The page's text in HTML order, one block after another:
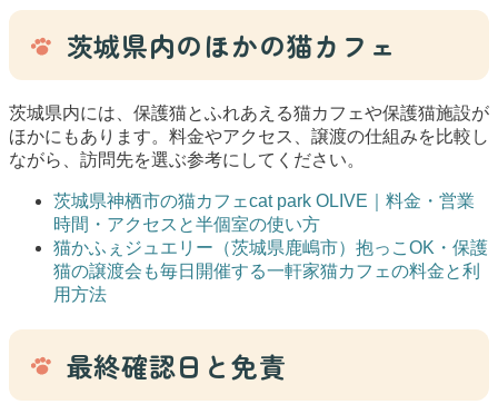
茨城県内のほかの猫カフェ
茨城県内には、保護猫とふれあえる猫カフェや保護猫施設が
ほかにもあります。料金やアクセス、譲渡の仕組みを比較し
ながら、訪問先を選ぶ参考にしてください。
茨城県神栖市の猫カフェcat park OLIVE｜料金・営業
時間・アクセスと半個室の使い方
猫かふぇジュエリー（茨城県鹿嶋市）抱っこOK・保護
猫の譲渡会も毎日開催する一軒家猫カフェの料金と利
用方法
最終確認日と免責